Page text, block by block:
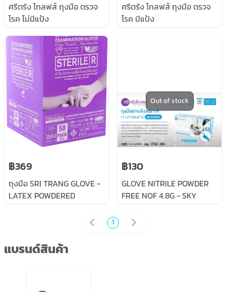
ศรีตรัง โกลฟส์ ถุงมือ ตรวจ
โรค ไม่มีแป้ง
ศรีตรัง โกลฟส์ ถุงมือ ตรวจ
โรค มีแป้ง
฿369
ถุงมือ SRI TRANG GLOVE -
LATEX POWDERED
Out of stock
฿130
GLOVE NITRILE POWDER
FREE NOF 4.8G - SKY
1
แบรนด์สินค้า